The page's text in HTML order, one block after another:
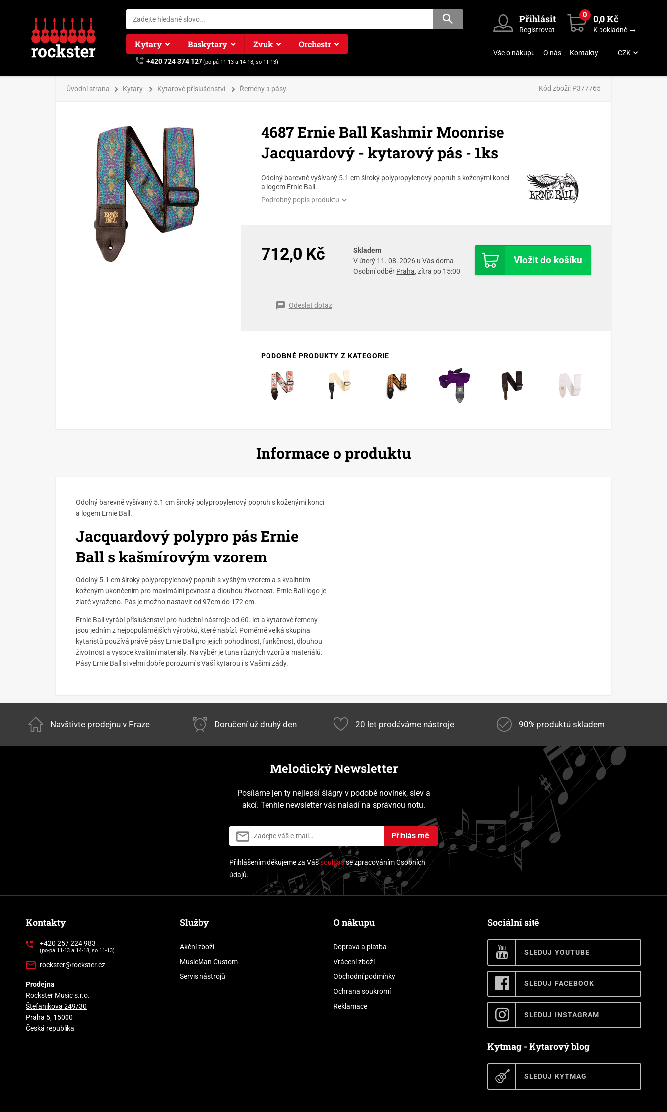
Kytary Baskytary Zvuk Orchestr
+420 724 374 127(po-pá 11-13 a 14-18, so 11-13)
Přihlásit
Registrovat
0 0,0 Kč
K pokladně →
Vše o nákupu O nás Kontakty CZK
Úvodní strana Kytary Kytarové příslušenství Řemeny a pásy Kód zboží: P377765
4687 Ernie Ball Kashmir Moonrise
Jacquardový - kytarový pás - 1ks
Odolný barevně vyšívaný 5.1 cm široký polypropylenový popruh s koženými konci
a logem Ernie Ball.
Podrobný popis produktu
712,0 Kč Vložit do košíku
Skladem
V úterý 11. 08. 2026 u Vás doma
Osobní odběr Praha, zítra po 15:00
Odeslat dotaz
PODOBNÉ PRODUKTY Z KATEGORIE
Informace o produktu
Odolný barevně vyšívaný 5.1 cm široký polypropylenový popruh s koženými konci
a logem Ernie Ball.
Jacquardový polypro pás Ernie
Ball s kašmírovým vzorem
Odolný 5.1 cm široký polypropylenový popruh s vyšitým vzorem a s kvalitním
koženým ukončením pro maximální pevnost a dlouhou životnost. Ernie Ball logo je
zlatě vyraženo. Pás je možno nastavit od 97cm do 172 cm.
Ernie Ball vyrábí příslušenství pro hudební nástroje od 60. let a kytarové řemeny
jsou jedním z nejpopulárnějších výrobků, které nabízí. Poměrně velká skupina
kytaristů používá právě pásy Ernie Ball pro jejich pohodlnost, funkčnost, dlouhou
životnost a vysoce kvalitní materiály. Na výběr je tuna různých vzorů a materiálů.
Pásy Ernie Ball si velmi dobře porozumí s Vaší kytarou i s Vašimi zády.
Navštivte prodejnu v Praze Doručení už druhý den 20 let prodáváme nástroje 90% produktů skladem
Melodický Newsletter
Posíláme jen ty nejlepší šlágry v podobě novinek, slev a
akcí. Tenhle newsletter vás naladí na správnou notu.
Přihlás mě
Přihlášením děkujeme za Vášsouhlasse zpracováním Osobních
údajů.
Kontakty
+420 257 224 983
(po-pá 11-13 a 14-18, so 11-13)
rockster@rockster.cz
Prodejna
Rockster Music s.r.o.
Štefanikova 249/30
Praha 5, 15000
Česká republika
Služby
Akční zboží
MusicMan Custom
Servis nástrojů
O nákupu
Doprava a platba
Vrácení zboží
Obchodní podmínky
Ochrana soukromí
Reklamace
Sociální sítě
SLEDUJ YOUTUBE
SLEDUJ FACEBOOK
SLEDUJ INSTAGRAM
Kytmag - Kytarový blog
SLEDUJ KYTMAG